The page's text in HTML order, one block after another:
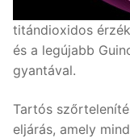
titándioxidos
és a legújabb
gyantával.
Tartós
eljárás, amely